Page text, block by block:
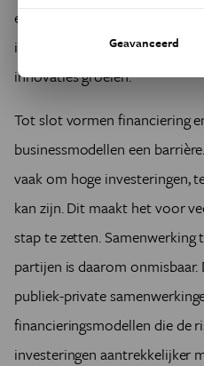
en transparantie essentieel.
informeren en te betrekken,
innovaties groeien.
Tot slot vormen financiering
businessmodellen een
vaak om hoge investeringen,
kan zijn. Dit maakt het voor
stap te zetten. Samenwerking
partijen is daarom onmisbaar.
publiek-private
financieringsmodellen die de
investeringen aantrekkelijker
Geavanceerd